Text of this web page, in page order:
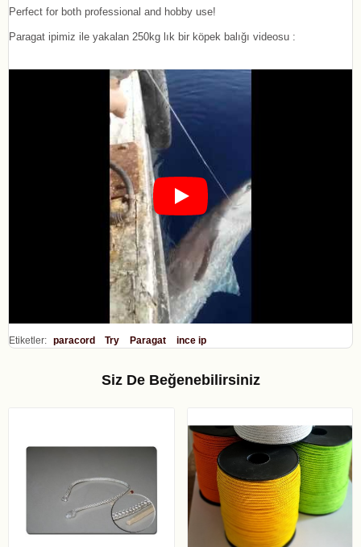
Perfect for both professional and hobby use!
Paragat ipimiz ile yakalan 250kg lık bir köpek balığı videosu :
Etiketler: paracord Try Paragat ince ip
Siz De Beğenebilirsiniz